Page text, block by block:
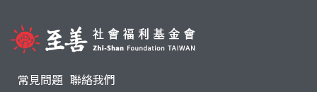
基
金
常見問題 聯絡我們